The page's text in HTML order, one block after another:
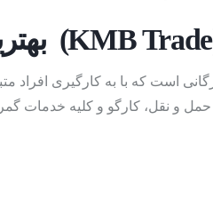
است که با به کارگیری افراد
و نقل، کارگو و کلیه خدمات